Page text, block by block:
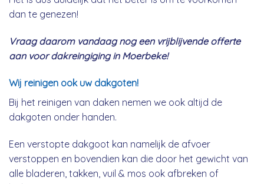
dan te genezen!
Vraag daarom vandaag nog een vrijblijvende offerte
aan voor dakreingiging in Moerbeke!
Wij reinigen ook uw dakgoten!
Bij het reinigen van daken nemen we ook altijd de
dakgoten onder handen.
Een verstopte dakgoot kan namelijk de afvoer
verstoppen en bovendien kan die door het gewicht van
alle bladeren, takken, vuil & mos ook afbreken of